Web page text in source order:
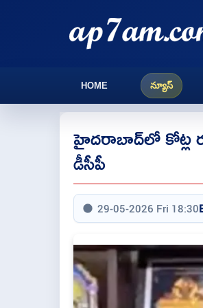
HOME న్యూస్
హైదరాబాద్‌లో కోట్ల
డీసీపీ
29-05-2026 Fri 18:30